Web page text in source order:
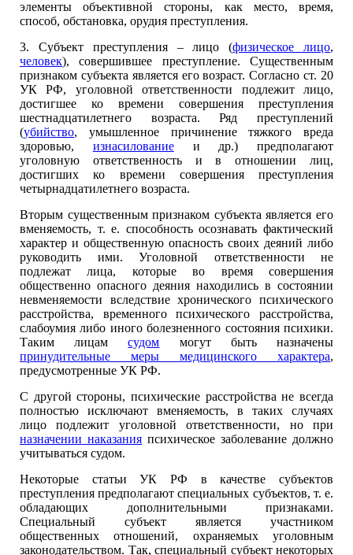
элементы объективной стороны, как место, время,
способ, обстановка, орудия преступления.
3. Субъект преступления – лицо (физическое лицо,
человек), совершившее преступление. Существенным
признаком субъекта является его возраст. Согласно ст. 20
УК РФ, уголовной ответственности подлежит лицо,
достигшее ко времени совершения преступления
шестнадцатилетнего возраста. Ряд преступлений
(убийство, умышленное причинение тяжкого вреда
здоровью, изнасилованиеи др.) предполагают
уголовную ответственность и в отношении лиц,
достигших ко времени совершения преступления
четырнадцатилетнего возраста.
Вторым существенным признаком субъекта является его
вменяемость, т. е. способность осознавать фактический
характер и общественную опасность своих деяний либо
руководить ими. Уголовной ответственности не
подлежат лица, которые во время совершения
общественно опасного деяния находились в состоянии
невменяемости вследствие хронического психического
расстройства, временного психического расстройства,
слабоумия либо иного болезненного состояния психики.
Таким лицамсудом могут быть назначены
принудительные меры медицинского характера,
предусмотренные УК РФ.
С другой стороны, психические расстройства не всегда
полностью исключают вменяемость, в таких случаях
лицо подлежит уголовной ответственности, но при
назначении наказания психическое заболевание должно
учитываться судом.
Некоторые статьи УК РФ в качестве субъектов
преступления предполагают специальных субъектов, т. е.
обладающих дополнительными признаками.
Специальный субъект является участником
общественных отношений, охраняемых уголовным
законодательством. Так, специальный субъект некоторых